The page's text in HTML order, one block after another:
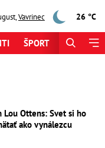
,Vavrinec 26 °C
ŠPORT
Lou Ottens: Svet si ho
ako vynálezcu